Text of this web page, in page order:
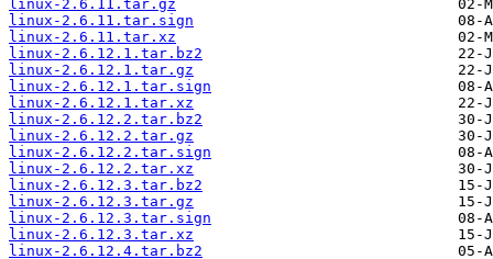
linux-2.6.11.tar.gz
linux-2.6.11.tar.sign
linux-2.6.11.tar.xz
linux-2.6.12.1.tar.bz2
linux-2.6.12.1.tar.gz
linux-2.6.12.1.tar.sign
linux-2.6.12.1.tar.xz
linux-2.6.12.2.tar.bz2
linux-2.6.12.2.tar.gz
linux-2.6.12.2.tar.sign
linux-2.6.12.2.tar.xz
linux-2.6.12.3.tar.bz2
linux-2.6.12.3.tar.gz
linux-2.6.12.3.tar.sign
linux-2.6.12.3.tar.xz
linux-2.6.12.4.tar.bz2